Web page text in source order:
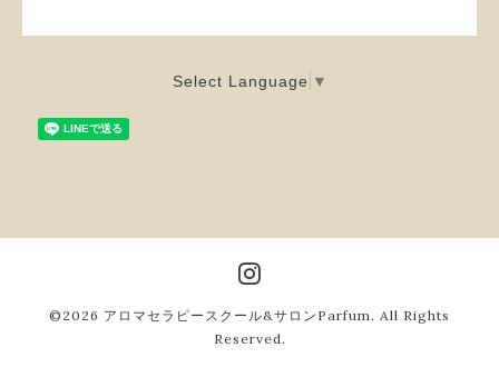
Select Language ▼
©2026 アロマセラピースクール&サロンParfum . All Rights
Reserved.